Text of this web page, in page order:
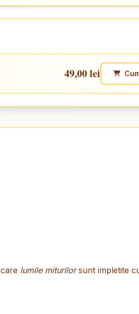
49,00 lei
lumile miturilorsunt impletite